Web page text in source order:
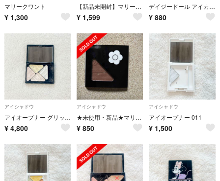
マリークワント
¥ 1,300
【新品未開封】マリークワント⭐︎アイシャドウ アイオープナー レフィル
¥ 1,599
デイジードール アイカラー パレット MT O-01(5.1g)
¥ 880
アイシャドウ
アイオープナー グリッター
¥ 4,800
アイシャドウ
★未使用・新品★マリークワント アイオープナー 091 ブラウン アイシャドウ
¥ 850
アイシャドウ
アイオープナー 011
¥ 1,500